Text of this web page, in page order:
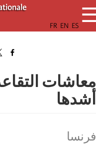
تجاوز
إلى
المحتوى
معاشات
أشدها
فرنسا